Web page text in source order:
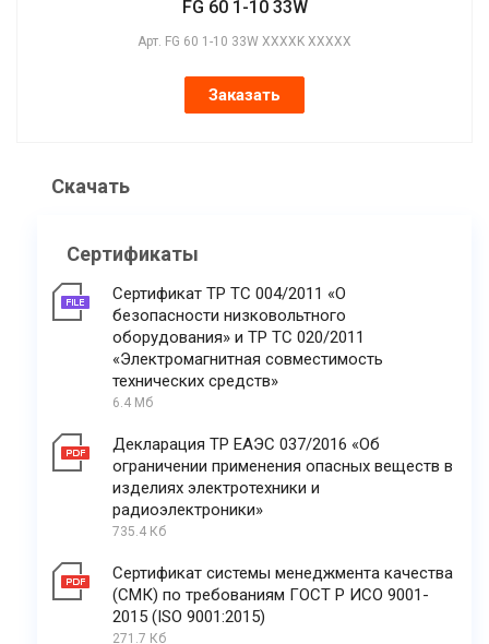
FG 60 1-10 33W
Арт. FG 60 1-10 33W XXXXK XXXXX
Заказать
Скачать
Сертификаты
Сертификат ТР ТС 004/2011 «О
безопасности низковольтного
оборудования» и ТР ТС 020/2011
«Электромагнитная совместимость
технических средств»
6.4 Мб
Декларация ТР ЕАЭС 037/2016 «Об
ограничении применения опасных веществ в
изделиях электротехники и
радиоэлектроники»
735.4 Кб
Сертификат системы менеджмента качества
(СМК) по требованиям ГОСТ Р ИСО 9001-
2015 (ISO 9001:2015)
271.7 Кб